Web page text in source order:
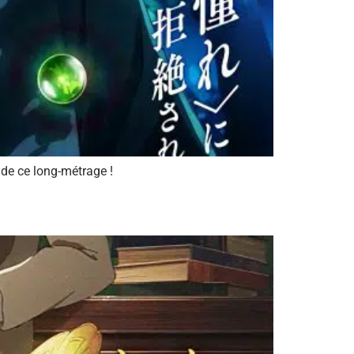
ce long-métrage !